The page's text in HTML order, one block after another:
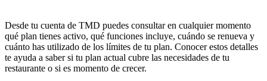
Desde tu cuenta de TMD puedes consultar en cualquier momento
qué plan tienes activo, qué funciones incluye, cuándo se renueva y
cuánto has utilizado de los límites de tu plan. Conocer estos detalles
te ayuda a saber si tu plan actual cubre las necesidades de tu
restaurante o si es momento de crecer.